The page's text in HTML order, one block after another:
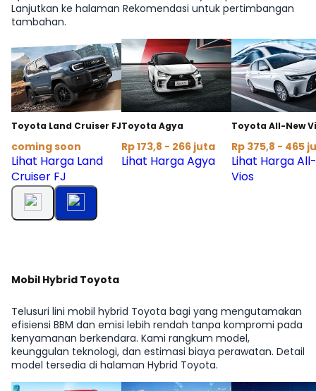
Lanjutkan ke halaman Rekomendasi untuk pertimbangan
tambahan.
Toyota Land Cruiser FJ
coming soon
Lihat Harga Land
Cruiser FJ
Toyota Agya
Rp 173,8 - 266 juta
Lihat Harga Agya
Toyota All-New
Rp 375,8 - 465
Lihat Harga
Vios
Mobil Hybrid Toyota
Telusuri lini mobil hybrid Toyota bagi yang mengutamakan
efisiensi BBM dan emisi lebih rendah tanpa kompromi pada
kenyamanan berkendara. Kami rangkum model,
keunggulan teknologi, dan estimasi biaya perawatan. Detail
model tersedia di halaman Hybrid Toyota.